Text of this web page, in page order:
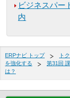
ビジネスパー
内
ERPナビ トップ ト
を強化する
第31回
は？